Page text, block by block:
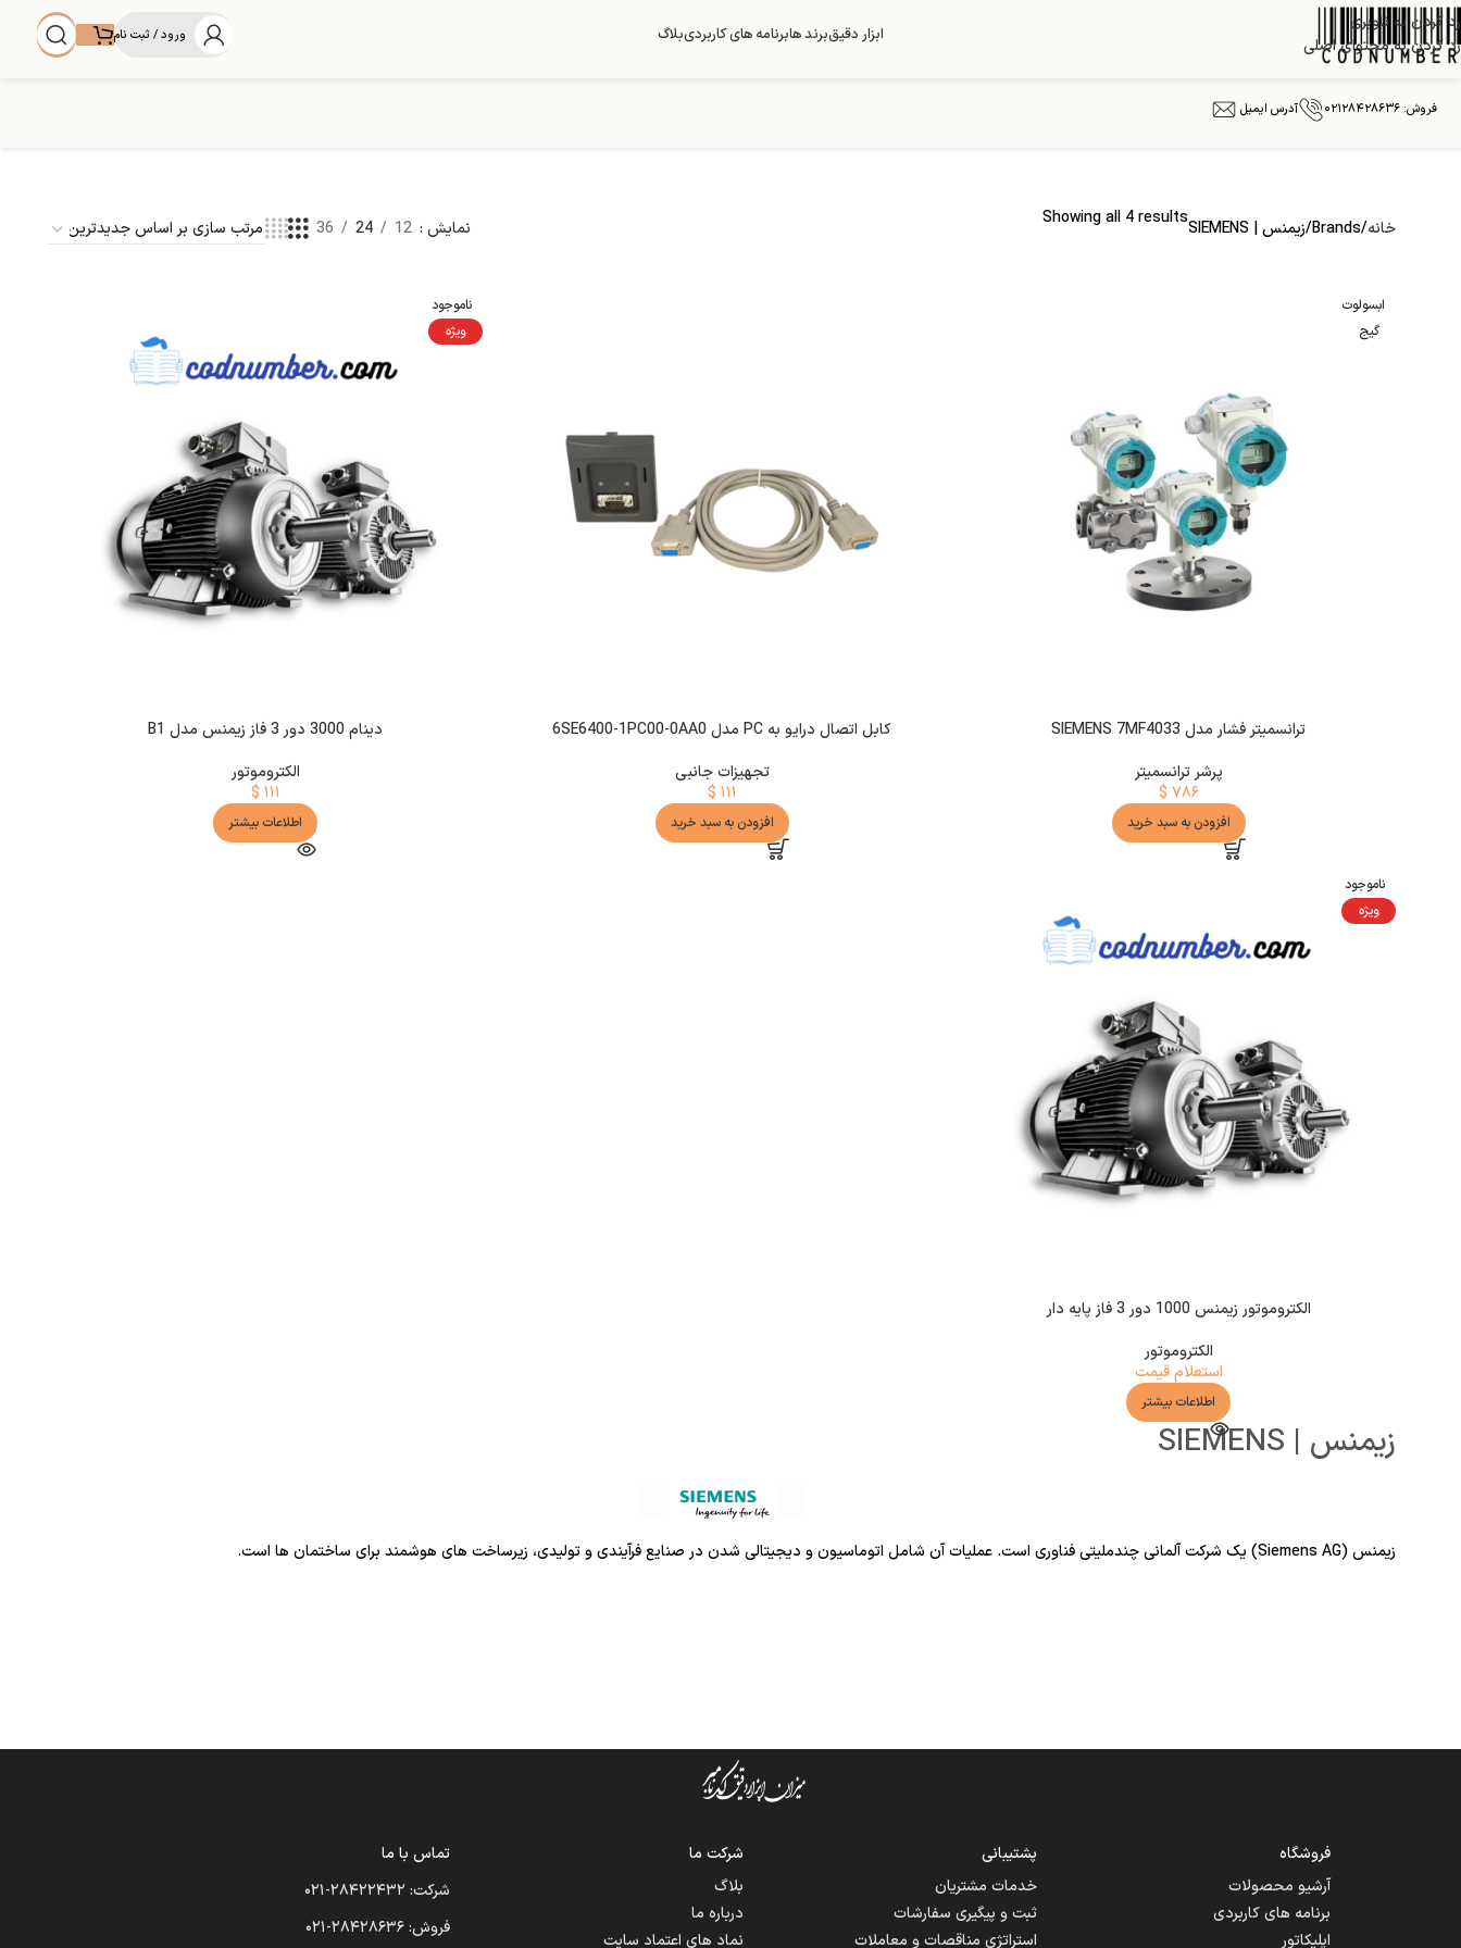
رد کردن به ناوبری
رد کردن به محتوای اصلی
ابزار دقیقبرند هابرنامه های کاربردیبلاگ ورود / ثبت نام
فروش: ۰۲۱۲۸۴۲۸۶۳۶ آدرس ایمیل
خانه Brands زیمنس | SIEMENS Showing all 4 results نمایش 12
24
36
ابسولوت
گیج
ترانسمیتر فشار مدل SIEMENS 7MF4033
پرشر ترانسمیتر
$ ۷۸۶
افزودن به سبد خرید
کابل اتصال درایو به PC مدل 6SE6400-1PC00-0AA0
تجهیزات جانبی
$ ۱۱۱
افزودن به سبد خرید
ناموجود
ویژه
دینام 3000 دور 3 فاز زیمنس مدل B1
الکتروموتور
$ ۱۱۱
اطلاعات بیشتر
ناموجود
ویژه
الکتروموتور زیمنس 1000 دور 3 فاز پایه دار
الکتروموتور
استعلام قیمت
اطلاعات بیشتر
زیمنس | SIEMENS
زیمنس (Siemens AG) یک شرکت آلمانی چندملیتی فناوری است. عملیات آن شامل اتوماسیون و دیجیتالی شدن در صنایع فرآیندی و تولیدی، زیرساخت های هوشمند برای ساختمان ها است.
فروشگاه
آرشیو محصولات
برنامه های کاربردی
اپلیکاتور
پشتیبانی
خدمات مشتریان
ثبت و پیگیری سفارشات
استراتژی مناقصات و معاملات
شرکت ما
بلاگ
درباره ما
نماد های اعتماد سایت
تماس با ما
شرکت: ۲۸۴۲۲۴۳۲-۰۲۱
فروش: ۲۸۴۲۸۶۳۶-۰۲۱